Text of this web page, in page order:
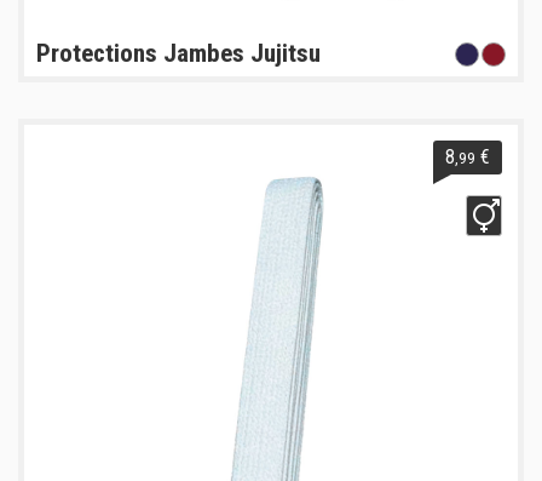
Protections Jambes Jujitsu
8 ,99 €